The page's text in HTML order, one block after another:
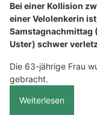
Bei einer Kollision
einer Velolenkerin
Samstagnachmittag
Uster) schwer
Die 63-jährige Frau
gebracht.
Weiterlesen